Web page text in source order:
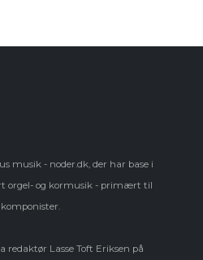
musik - noder.dk, der har base i
orgel- og kormusik - primært til
Lasse Toft Eriksen på